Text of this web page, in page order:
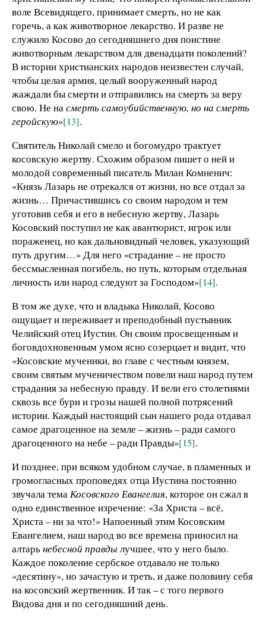
воле Всевидящего, принимает смерть, но не как
горечь, а как животворное лекарство. И разве не
служило Косово до сегодняшнего дня поистине
животворным лекарством для двенадцати поколений?
В истории христианских народов неизвестен случай,
чтобы целая армия, целый вооруженный народ
жаждали бы смерти и отправились на смерть за веру
свою. Не насмерть самоубийственную, но на смерть
геройскую»[13].
Святитель Николай смело и богомудро трактует
косовскую жертву. Схожим образом пишет о ней и
молодой современный писатель Милан Комненич:
«Князь Лазарь не отрекался от жизни, но все отдал за
жизнь… Причастившись со своим народом и тем
уготовив себя и его в небесную жертву, Лазарь
Косовский поступил не как авантюрист, игрок или
пораженец, но как дальновидный человек, указующий
путь другим…» Для него «страдание – не просто
бессмысленная погибель, но путь, которым отдельная
личность или народ следуют за Господом»[14].
В том же духе, что и владыка Николай, Косово
ощущает и переживает и преподобный пустынник
Челийский отец Иустин. Он своим просвещенным и
боговдохновенным умом ясно созерцает и видит, что
«Косовские мученики, во главе с честным князем,
своим святым мученичеством повели наш народ путем
страдания за небесную правду. И вели его столетиями
сквозь все бури и грозы нашей полной потрясений
истории. Каждый настоящий сын нашего рода отдавал
самое драгоценное на земле – жизнь – ради самого
драгоценного на небе – ради Правды»[15].
И позднее, при всяком удобном случае, в пламенных и
громогласных проповедях отца Иустина постоянно
звучала темаКосовского Евангелия, которое он сжал в
одно единственное изречение: «За Христа – всё,
Христа – ни за что!» Напоенный этим Косовским
Евангелием, наш народ во все времена приносил на
алтарьнебесной правды лучшее, что у него было.
Каждое поколение сербское отдавало не только
«десятину», но зачастую и треть, и даже половину себя
на косовский жертвенник. И так – с того первого
Видова дня и по сегодняшний день.